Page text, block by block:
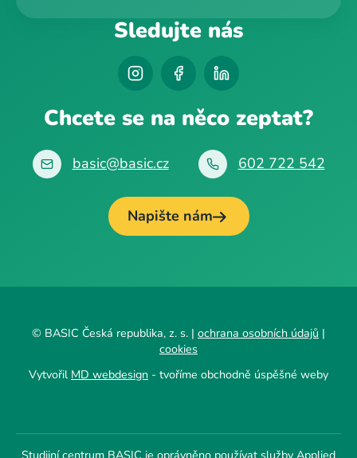
Sledujte nás
Chcete se na něco zeptat?
basic@basic.cz 602 722 542
Napište nám
© BASIC Česká republika, z. s. | ochrana osobních údajů |
cookies
Vytvořil MD webdesign - tvoříme obchodně úspěšné weby
Studijní centrum BASIC je oprávněno používat služby Applied